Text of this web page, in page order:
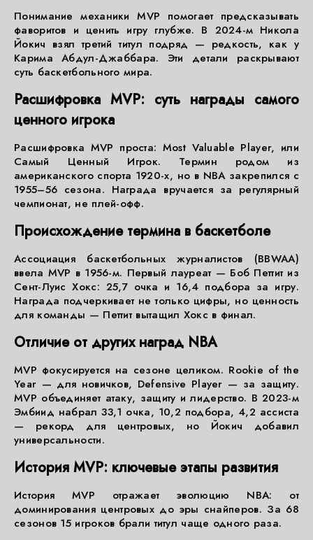
Понимание механики MVP помогает предсказывать
фаворитов и ценить игру глубже. В 2024-м Никола
Йокич взял третий титул подряд — редкость, как у
Карима Абдул-Джаббара. Эти детали раскрывают
суть баскетбольного мира.
Расшифровка MVP: суть награды самого
ценного игрока
Расшифровка MVP проста: Most Valuable Player, или
Самый Ценный Игрок. Термин родом из
американского спорта 1920-х, но в NBA закрепился с
1955–56 сезона. Награда вручается за регулярный
чемпионат, не плей-офф.
Происхождение термина в баскетболе
Ассоциация баскетбольных журналистов (BBWAA)
ввела MVP в 1956-м. Первый лауреат — Боб Петтит из
Сент-Луис Хокс: 25,7 очка и 16,4 подбора за игру.
Награда подчеркивает не только цифры, но ценность
для команды — Петтит вытащил Хокс в финал.
Отличие от других наград NBA
MVP фокусируется на сезоне целиком. Rookie of the
Year — для новичков, Defensive Player — за защиту.
MVP объединяет атаку, защиту и лидерство. В 2023-м
Эмбиид набрал 33,1 очка, 10,2 подбора, 4,2 ассиста
— рекорд для центровых, но Йокич добавил
универсальности.
История MVP: ключевые этапы развития
История MVP отражает эволюцию NBA: от
доминирования центровых до эры снайперов. За 68
сезонов 15 игроков брали титул чаще одного раза.